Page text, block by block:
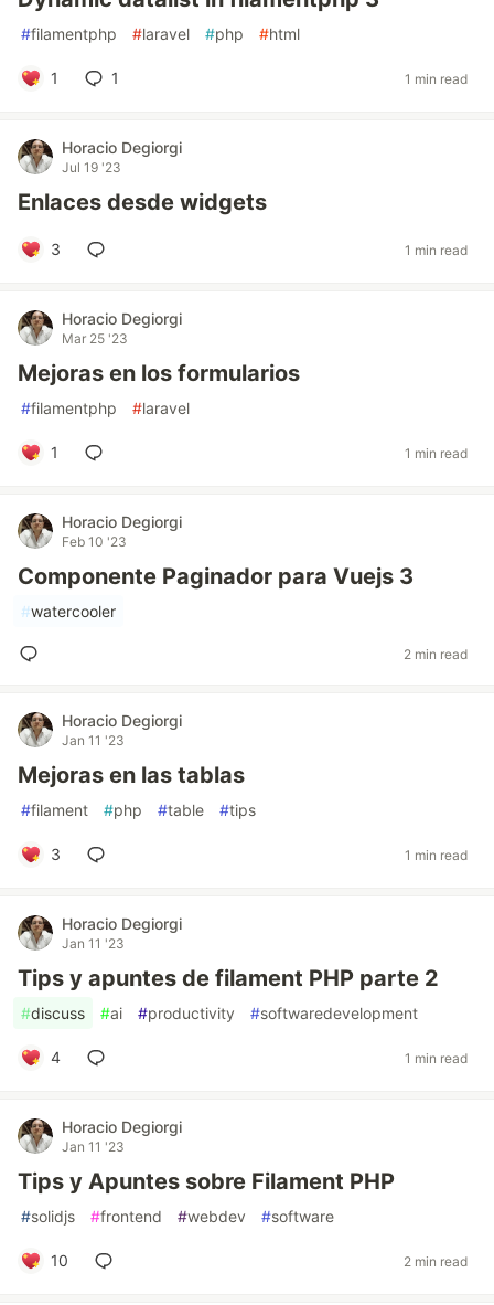
#filamentphp #laravel #php #html
1 1 1 min read
Horacio Degiorgi
Jul 19 '23
Enlaces desde widgets
3 1 min read
Horacio Degiorgi
Mar 25 '23
Mejoras en los formularios
#filamentphp #laravel
1 1 min read
Horacio Degiorgi
Feb 10 '23
Componente Paginador para Vuejs 3
#watercooler
2 min read
Horacio Degiorgi
Jan 11 '23
Mejoras en las tablas
#filament #php #table #tips
3 1 min read
Horacio Degiorgi
Jan 11 '23
Tips y apuntes de filament PHP parte 2
#discuss #ai #productivity #softwaredevelopment
4 1 min read
Horacio Degiorgi
Jan 11 '23
Tips y Apuntes sobre Filament PHP
#solidjs #frontend #webdev #software
10 2 min read